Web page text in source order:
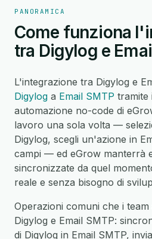
PANORAMICA
Come funziona
tra Digylog e
L'integrazione tra Digylog e
Digylog a Email SMTP tramite
automazione no-code di
lavoro una sola volta —
Digylog, scegli un'azione in
campi — ed eGrow manterrà
sincronizzate da quel
reale e senza bisogno di
Operazioni comuni che i
Digylog e Email SMTP:
di Digylog in Email SMTP,